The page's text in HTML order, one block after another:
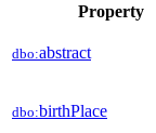
Property
dbo:abstract
dbo:birthPlace